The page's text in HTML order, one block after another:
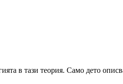
в тази теория. Само дето